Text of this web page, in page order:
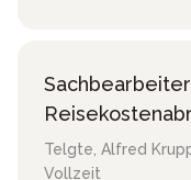
Telgte, Alfred
Vollzeit